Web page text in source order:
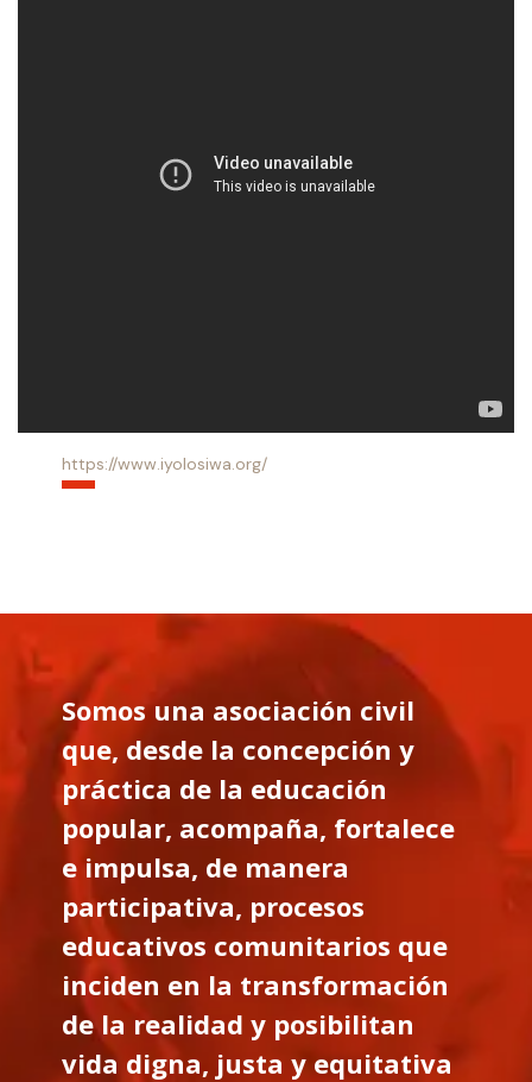
https://www.iyolosiwa.org/
Somos una asociación civil
que, desde la concepción y
práctica de la educación
popular, acompaña, fortalece
e impulsa, de manera
participativa, procesos
educativos comunitarios que
inciden en la transformación
de la realidad y posibilitan
vida digna, justa y equitativa